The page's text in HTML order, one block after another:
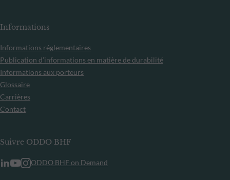
Informations
Informations réglementaires
Publication d’informations en matière de durabilité
Informations aux porteurs
Glossaire
Carrières
Contact
Suivre ODDO BHF
ODDO BHF on Demand